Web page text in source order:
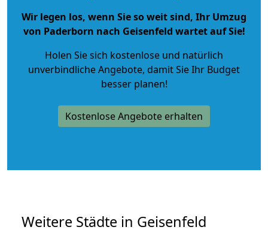
Wir legen los, wenn Sie so weit sind, Ihr Umzug
von Paderborn nach Geisenfeld wartet auf Sie!
Holen Sie sich kostenlose und natürlich
unverbindliche Angebote, damit Sie Ihr Budget
besser planen!
Kostenlose Angebote erhalten
Weitere Städte in Geisenfeld